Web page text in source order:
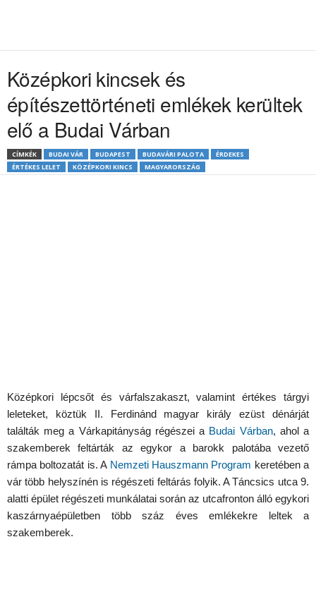
Középkori kincsek és
építészettörténeti emlékek kerültek
elő a Budai Várban
CÍMKÉK BUDAI VÁR BUDAPEST BUDAVÁRI PALOTA
ÉRDEKES
ÉRTÉKES LELET
KÖZÉPKORI KINCS MAGYARORSZÁG
Középkori lépcsőt és várfalszakaszt, valamint értékes tárgyi
leleteket, köztük II. Ferdinánd magyar király ezüst dénárját
találták meg a Várkapitányság régészei a Budai Várban, ahol a
szakemberek feltárták az egykor a barokk palotába vezető
rámpa boltozatát is. A Nemzeti Hauszmann Program keretében a
vár több helyszínén is régészeti feltárás folyik. A Táncsics utca 9.
alatti épület régészeti munkálatai során az utcafronton álló egykori
kaszárnyaépületben több száz éves emlékekre leltek a
szakemberek.